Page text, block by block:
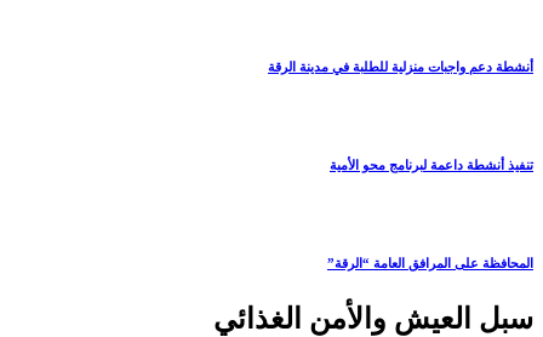
أنشطة دعم واجبات منزلية للطلبة في مدينة الرقة
تنفيذ أنشطة داعمة لبرنامج محو الأمية
المحافظة على المرافق العامة “الرقة”
سبل العيش والأمن الغذائي